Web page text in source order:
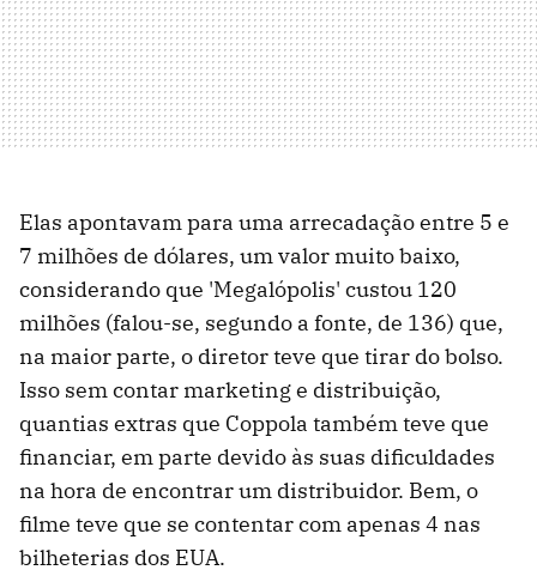
Elas apontavam para uma arrecadação entre 5 e
7 milhões de dólares, um valor muito baixo,
considerando que 'Megalópolis' custou 120
milhões (falou-se, segundo a fonte, de 136) que,
na maior parte, o diretor teve que tirar do bolso.
Isso sem contar marketing e distribuição,
quantias extras que Coppola também teve que
financiar, em parte devido às suas dificuldades
na hora de encontrar um distribuidor. Bem, o
filme teve que se contentar com apenas 4 nas
bilheterias dos EUA.